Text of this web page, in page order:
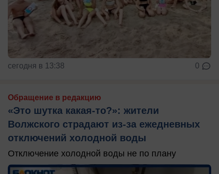
сегодня в 13:38 0
Обращение в редакцию
«Это шутка какая-то?»: жители
Волжского страдают из‑за ежедневных
отключений холодной воды
Отключение холодной воды не по плану